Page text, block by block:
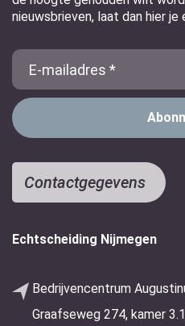
nieuwsbrieven, laat dan hier je
E-
Mail
Contactgegevens
Echtscheiding Nijmegen
Bedrijvencentrum
Graafseweg 274, kamer